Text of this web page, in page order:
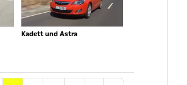
Kadett und Astra